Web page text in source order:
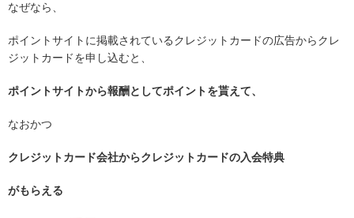
なぜなら、
ポイントサイトに掲載されているクレジットカードの広告からクレ
ジットカードを申し込むと、
ポイントサイトから報酬としてポイントを貰えて、
なおかつ
クレジットカード会社からクレジットカードの入会特典
がもらえる